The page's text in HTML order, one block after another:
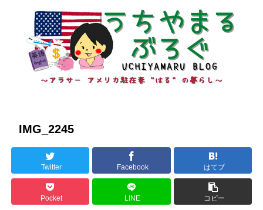
IMG_2245
Twitter Facebook はてブ
Pocket LINE コピー